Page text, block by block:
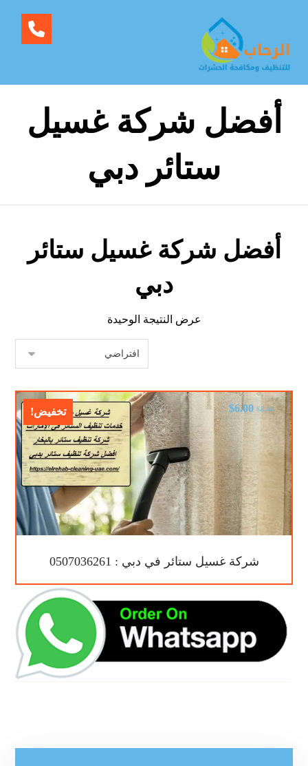
أفضل شركة غسيل
ستائر دبي
أفضل شركة غسيل ستائر
دبي
عرض النتيجة الوحيدة
تخفيض!
شركة غسيل ستائر في دبي : 0507036261
$8.00
$6.00